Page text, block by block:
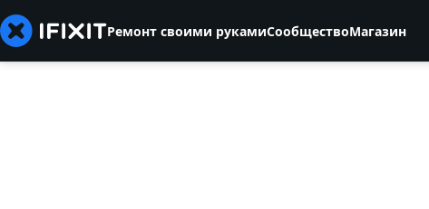
Ремонт своими рукамиСообществоМагазин